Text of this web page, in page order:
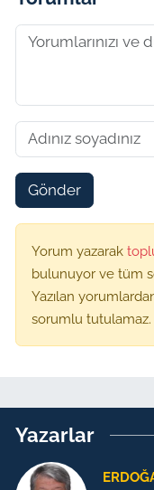
Gönder
Yorum yazarak
bulunuyor ve tüm
Yazılan
sorumlu tutulamaz.
Yazarlar